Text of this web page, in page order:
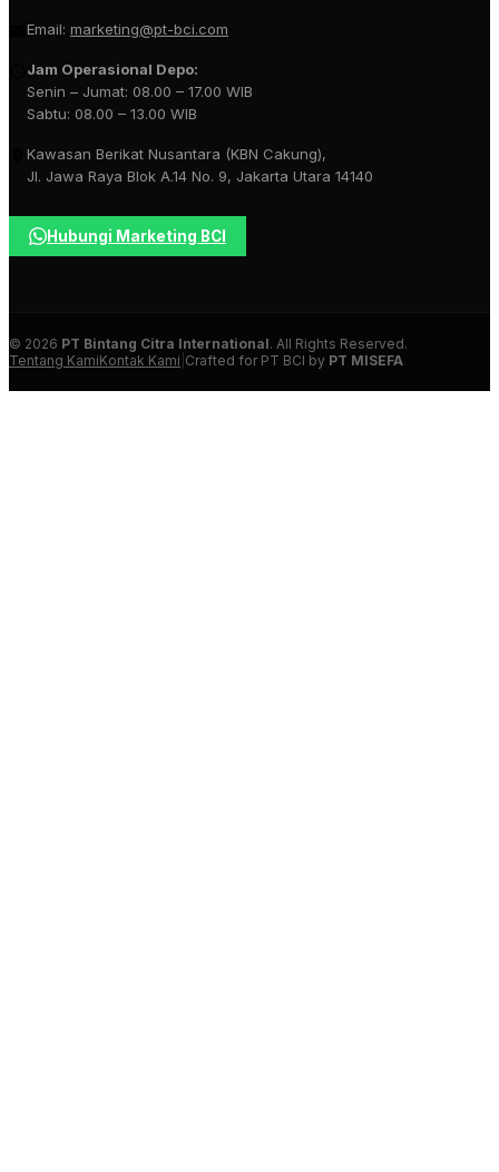
Email: marketing@pt-bci.com
Jam Operasional Depo:
Senin – Jumat: 08.00 – 17.00 WIB
Sabtu: 08.00 – 13.00 WIB
Kawasan Berikat Nusantara (KBN Cakung),
Jl. Jawa Raya Blok A.14 No. 9, Jakarta Utara 14140
Hubungi Marketing BCI
© 2026 PT Bintang Citra International. All Rights Reserved.
Tentang KamiKontak Kami Crafted for PT BCI by PT MISEFA